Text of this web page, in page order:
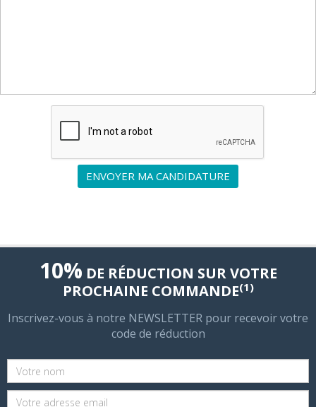
ENVOYER MA CANDIDATURE
10% DE RÉDUCTION SUR VOTRE
PROCHAINE COMMANDE(1)
Inscrivez-vous à notre NEWSLETTER pour recevoir votre
code de réduction